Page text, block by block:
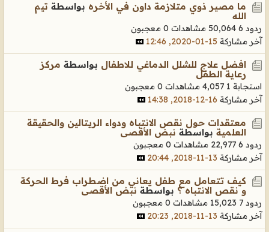
ما مصير ذوي متلازمة داون في الأخره بواسطة تيم
الله
ردود 6 50,064 مشاهدات
0 معجبون
آخر مشاركة 15-01-2020, 12:46
افضل علاج للشلل الدماغي للاطفال بواسطة مركز
رعاية الطفل
استجابة 1 4,057 مشاهدات
0 معجبون
آخر مشاركة 16-12-2018, 14:38
معتقدات حول نقص الانتباه ودواء الريتالين والحقيقة
العلمية بواسطة نبض الأقصى
ردود 6 22,977 مشاهدات
0 معجبون
آخر مشاركة 13-11-2018, 20:44
كيف تتعامل مع طفل يعاني من اضطراب فرط الحركة
و نقص الانتباه ؟ بواسطة نبض الأقصى
ردود 7 15,023 مشاهدات
0 معجبون
آخر مشاركة 13-11-2018, 20:23